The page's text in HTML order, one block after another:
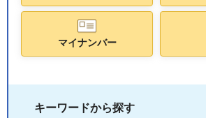
マイナンバー
キーワードから探す